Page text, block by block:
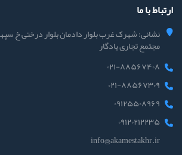
ارتباط با ما
نشانی: شهرک غرب بلوار دادمان بلوار درختی خ
مجتمع تجاری یادگار
۰۲۱-۸۸۵۶۷۴۰۸
۰۲۱-۸۸۵۶۷۳۰۹
۰۹۱۲۵۵۰۸۹۶۹
۰۹۱۲۰۲۱۲۲۳۵
info@akamestakhr.ir